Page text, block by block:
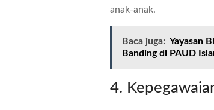
anak-anak.
Baca juga: Yayasan
Banding di PAUD
4.